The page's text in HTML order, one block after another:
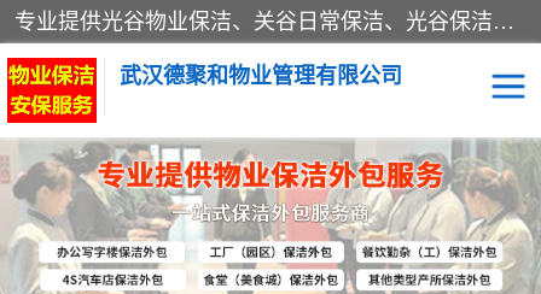
专业提供光谷物业保洁、关谷日常保洁、光谷保洁外包及武汉其他城区的单位日常保洁 武汉德聚和物业管理有限公司致力于打造中国专业物业保洁服务、日常保洁及其他保洁清洗外包服务。自公司成立以来提倡以先进的物业管理理念和模式经营，谋篇布局，以“至诚服务、精益求精、规范管理、锐意拓新”为质量方针，强化内部管理，为业主提供专业化、标准化和精细化的全方位物业服务，管理服务水平得到了广大业主和业内人士的一致好评。
武汉德聚和物业管理有限公司
保洁外包